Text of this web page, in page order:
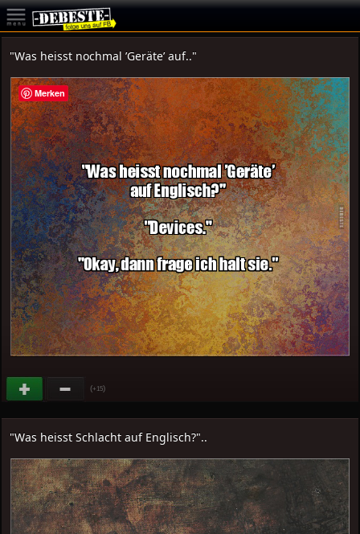
"Was heisst nochmal ’Geräte’ auf.."
(+15)
"Was heisst Schlacht auf Englisch?"..
Merken